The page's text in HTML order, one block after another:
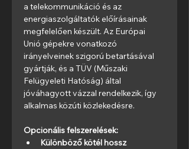
a telekommunikáció és az
energiaszolgáltatók előírásainak
megfelelően készült. Az Európai
Unió gépekre vonatkozó
irányelveinek szigorú betartásával
gyártják, és a TÜV (Műszaki
Felügyeleti Hatóság) által
jóváhagyott vázzal rendelkezik, így
alkalmas közúti közlekedésre.
Opcionális felszerelések:
Különböző kötél hossz